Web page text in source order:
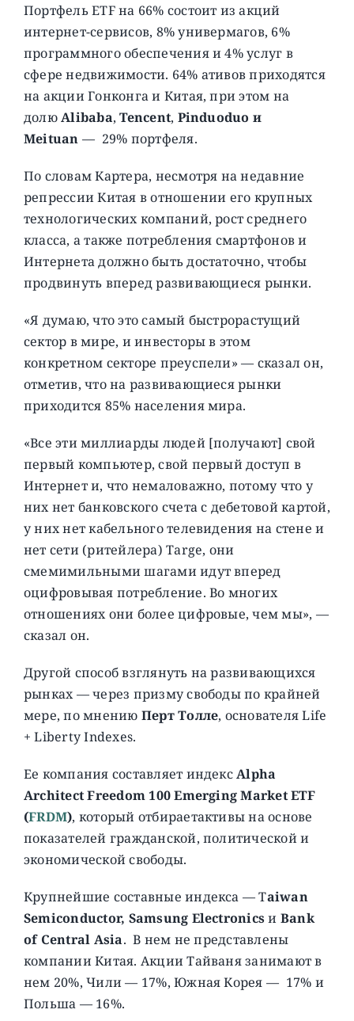
Портфель ETF на 66% состоит из акций
интернет-сервисов, 8% универмагов, 6%
программного обеспечения и 4% услуг в
сфере недвижимости. 64% ативов приходятся
на акции Гонконга и Китая, при этом на
долюAlibaba, Tencent, Pinduoduo и
Meituan — 29% портфеля.
По словам Картера, несмотря на недавние
репрессии Китая в отношении его крупных
технологических компаний, рост среднего
класса, а также потребления смартфонов и
Интернета должно быть достаточно, чтобы
продвинуть вперед развивающиеся рынки.
«Я думаю, что это самый быстрорастущий
сектор в мире, и инвесторы в этом
конкретном секторе преуспели» — сказал он,
отметив, что на развивающиеся рынки
приходится 85% населения мира.
«Все эти миллиарды людей [получают] свой
первый компьютер, свой первый доступ в
Интернет и, что немаловажно, потому что у
них нет банковского счета с дебетовой картой,
у них нет кабельного телевидения на стене и
нет сети (ритейлера) Targe, они
смемимильными шагами идут вперед
оцифровывая потребление. Во многих
отношениях они более цифровые, чем мы», —
сказал он.
Другой способ взглянуть на развивающихся
рынках — через призму свободы по крайней
мере, по мнению Перт Толле, основателя Life
+ Liberty Indexes.
Ее компания составляет индексAlpha
Architect Freedom 100 Emerging Market ETF
(FRDM), который отбираетактивы на основе
показателей гражданской, политической и
экономической свободы.
Крупнейшие составные индекса — Taiwan
Semiconductor, Samsung Electronicsи Bank
of Central Asia. В нем не представлены
компании Китая. Акции Тайваня занимают в
нем 20%, Чили — 17%, Южная Корея — 17% и
Польша — 16%.